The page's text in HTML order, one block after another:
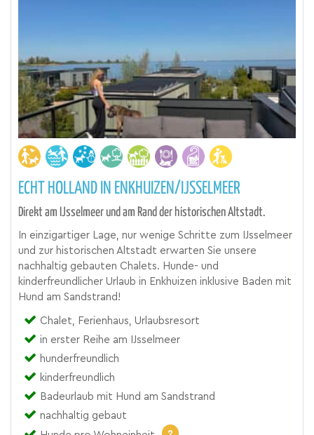
ECHT HOLLAND IN ENKHUIZEN/IJSSELMEER
Direkt am IJsselmeer und am Rand der historischen Altstadt.
In einzigartiger Lage, nur wenige Schritte zum IJsselmeer
und zur historischen Altstadt erwarten Sie unsere
nachhaltig gebauten Chalets. Hunde- und
kinderfreundlicher Urlaub in Enkhuizen inklusive Baden mit
Hund am Sandstrand!
Chalet, Ferienhaus, Urlaubsresort
in erster Reihe am IJsselmeer
hunderfreundlich
kinderfreundlich
Badeurlaub mit Hund am Sandstrand
nachhaltig gebaut